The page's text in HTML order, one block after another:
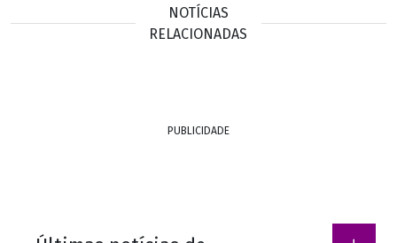
NOTÍCIAS
RELACIONADAS
PUBLICIDADE